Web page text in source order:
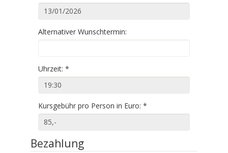
Alternativer Wunschtermin:
Uhrzeit: *
Kursgebühr pro Person in Euro: *
Bezahlung